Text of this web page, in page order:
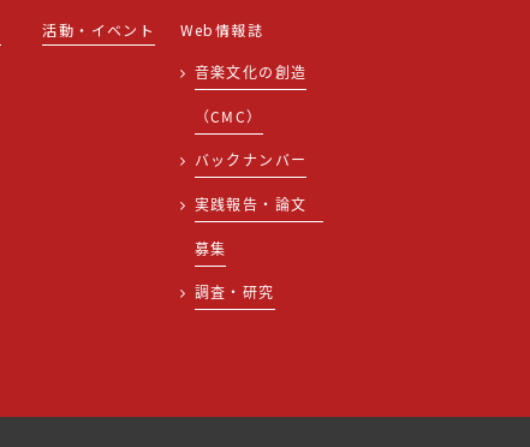
活動・イベント Web情報誌
音楽文化の創造
（CMC）
バックナンバー
実践報告・論文
募集
調査・研究